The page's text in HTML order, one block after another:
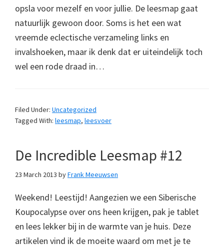
opsla voor mezelf en voor jullie. De leesmap gaat
natuurlijk gewoon door. Soms is het een wat
vreemde eclectische verzameling links en
invalshoeken, maar ik denk dat er uiteindelijk toch
wel een rode draad in…
Filed Under: Uncategorized
Tagged With: leesmap, leesvoer
De Incredible Leesmap #12
23 March 2013 byFrank Meeuwsen
Weekend! Leestijd! Aangezien we een Siberische
Koupocalypse over ons heen krijgen, pak je tablet
en lees lekker bij in de warmte van je huis. Deze
artikelen vind ik de moeite waard om met je te